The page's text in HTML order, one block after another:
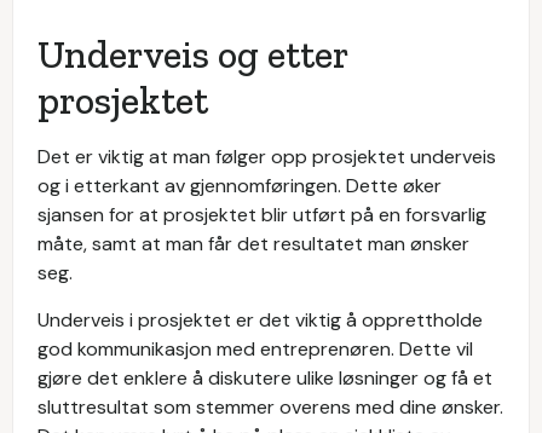
Underveis og etter
prosjektet
Det er viktig at man følger opp prosjektet underveis
og i etterkant av gjennomføringen. Dette øker
sjansen for at prosjektet blir utført på en forsvarlig
måte, samt at man får det resultatet man ønsker
seg.
Underveis i prosjektet er det viktig å opprettholde
god kommunikasjon med entreprenøren. Dette vil
gjøre det enklere å diskutere ulike løsninger og få et
sluttresultat som stemmer overens med dine ønsker.